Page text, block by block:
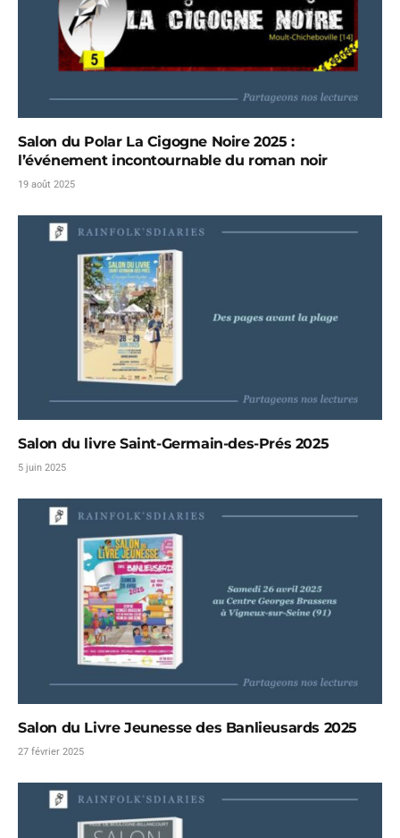
Salon du Polar La Cigogne Noire 2025 :
l’événement incontournable du roman noir
19 août 2025
Salon du livre Saint-Germain-des-Prés 2025
5 juin 2025
Salon du Livre Jeunesse des Banlieusards 2025
27 février 2025